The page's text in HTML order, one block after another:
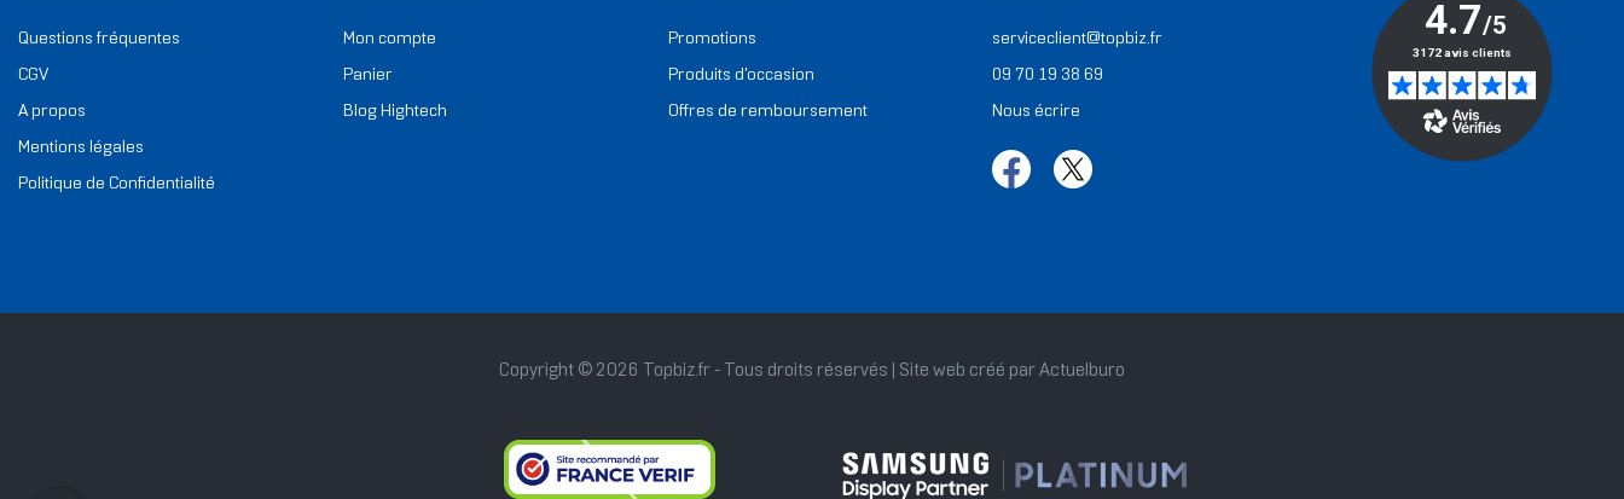
Questions fréquentes
CGV
A propos
Mentions légales
Politique de Confidentialité
Mon compte
Panier
Blog Hightech
Promotions
Produits d'occasion
Offres de remboursement
serviceclient@topbiz.fr
09 70 19 38 69
Nous écrire
Copyright © 2026 Topbiz.fr - Tous droits réservés | Site web créé par Actuelburo